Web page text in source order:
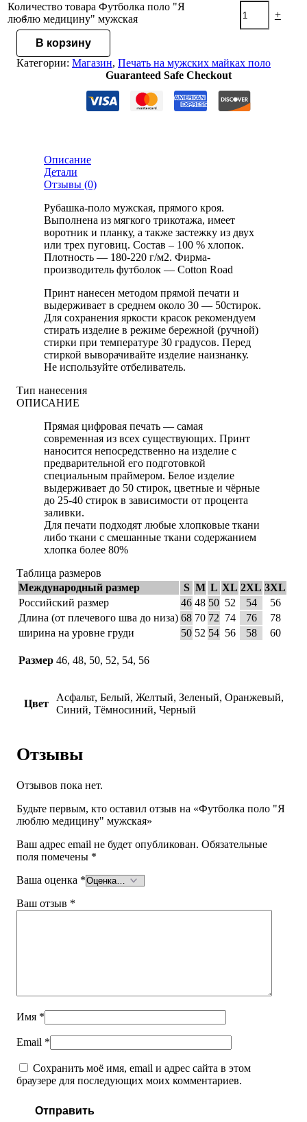
-
Количество товара Футболка поло "Я
люблю медицину" мужская
+
В корзину
Категории: Магазин, Печать на мужских майках поло
Guaranteed Safe Checkout
Описание
Детали
Отзывы (0)
Рубашка-поло мужская, прямого кроя.
Выполнена из мягкого трикотажа, имеет
воротник и планку, а также застежку из двух
или трех пуговиц. Состав – 100 % хлопок.
Плотность — 180-220 г/м2. Фирма-
производитель футболок — Cotton Road
Принт нанесен методом прямой печати и
выдерживает в среднем около 30 — 50стирок.
Для сохранения яркости красок рекомендуем
стирать изделие в режиме бережной (ручной)
стирки при температуре 30 градусов. Перед
стиркой выворачивайте изделие наизнанку.
Не используйте отбеливатель.
Тип нанесения
ОПИСАНИЕ
Прямая цифровая печать — самая
современная из всех существующих. Принт
наносится непосредственно на изделие с
предварительной его подготовкой
специальным праймером. Белое изделие
выдерживает до 50 стирок, цветные и чёрные
до 25-40 стирок в зависимости от процента
заливки.
Для печати подходят любые хлопковые ткани
либо ткани с смешанные ткани содержанием
хлопка более 80%
Таблица размеров
Международный размер
S M L XL 2XL 3XL
Российский размер
46 48 50 52 54
56
Длина (от плечевого шва до низа) 68 70 72 74 76
78
ширина на уровне груди
50 52 54 56 58 60
Размер 46, 48, 50, 52, 54, 56
Цвет
Асфальт, Белый, Желтый, Зеленый, Оранжевый,
Синий, Тёмносиний, Черный
Отзывы
Отзывов пока нет.
Будьте первым, кто оставил отзыв на «Футболка поло "Я
люблю медицину" мужская»
Ваш адрес email не будет опубликован. Обязательные
поля помечены *
Ваша оценка *
Ваш отзыв *
Имя *
Email *
Сохранить моё имя, email и адрес сайта в этом
браузере для последующих моих комментариев.